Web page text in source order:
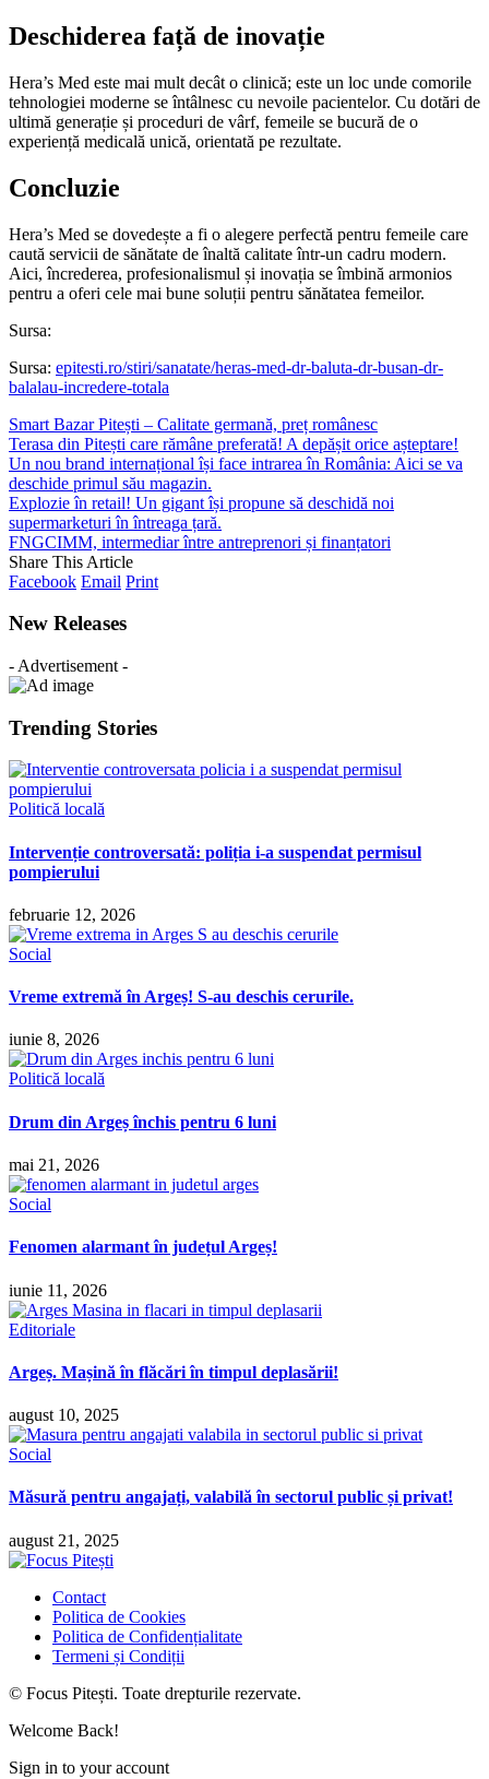
Deschiderea față de inovație
Hera’s Med este mai mult decât o clinică; este un loc unde comorile
tehnologiei moderne se întâlnesc cu nevoile pacientelor. Cu dotări de
ultimă generație și proceduri de vârf, femeile se bucură de o
experiență medicală unică, orientată pe rezultate.
Concluzie
Hera’s Med se dovedește a fi o alegere perfectă pentru femeile care
caută servicii de sănătate de înaltă calitate într-un cadru modern.
Aici, încrederea, profesionalismul și inovația se îmbină armonios
pentru a oferi cele mai bune soluții pentru sănătatea femeilor.
Sursa:
Sursa: epitesti.ro/stiri/sanatate/heras-med-dr-baluta-dr-busan-dr-
balalau-incredere-totala
Smart Bazar Pitești – Calitate germană, preț românesc
Terasa din Pitești care rămâne preferată! A depășit orice așteptare!
Un nou brand internațional își face intrarea în România: Aici se va
deschide primul său magazin.
Explozie în retail! Un gigant își propune să deschidă noi
supermarketuri în întreaga țară.
FNGCIMM, intermediar între antreprenori și finanțatori
Share This Article
Facebook Email Print
New Releases
- Advertisement -
Trending Stories
Politică locală
Intervenție controversată: poliția i-a suspendat permisul
pompierului
februarie 12, 2026
Social
Vreme extremă în Argeș! S-au deschis cerurile.
iunie 8, 2026
Politică locală
Drum din Argeș închis pentru 6 luni
mai 21, 2026
Social
Fenomen alarmant în județul Argeș!
iunie 11, 2026
Editoriale
Argeș. Mașină în flăcări în timpul deplasării!
august 10, 2025
Social
Măsură pentru angajați, valabilă în sectorul public și privat!
august 21, 2025
Contact
Politica de Cookies
Politica de Confidențialitate
Termeni și Condiții
© Focus Pitești. Toate drepturile rezervate.
Welcome Back!
Sign in to your account